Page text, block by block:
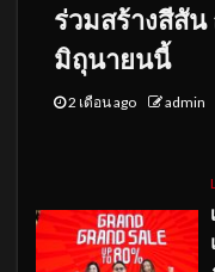
ร่วมสร้างสีสั
มิถุนายนนี้
2 เดือน ago admin